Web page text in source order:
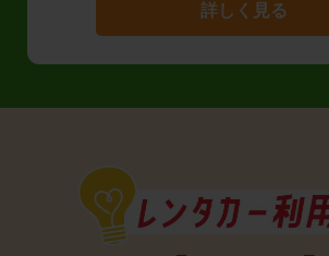
詳しく見る